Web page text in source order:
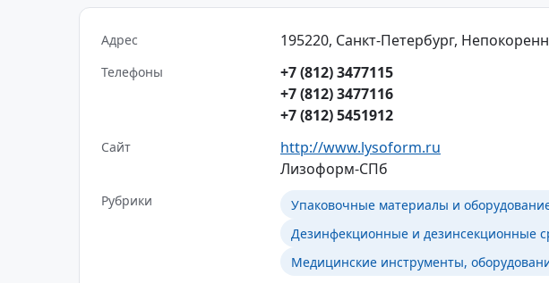
Адрес 195220, Санкт-Петербург,
Телефоны
+7 (812) 3477115
+7 (812) 3477116
+7 (812) 5451912
Сайт
http://www.lysoform.ru
Лизоформ-СПб
Рубрики
Упаковочные материалы и
Дезинфекционные и дезинсекционные
Медицинские инструменты,